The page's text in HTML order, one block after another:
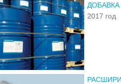
2017 год